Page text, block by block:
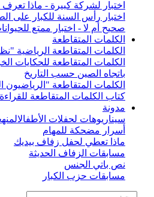
اختبار لشركة كبيرة - ماذا
اختبار رأس السنة للكبار على
صحيح أم لا - اختبار ممتع
الكلمات المتقاطعة
الكلمات المتقاطعة الرياضية
الكلمات المتقاطعة للحكايات
باتجاه الصين حسب التاريخ
الكلمات المتقاطعة
كتاب الكلمات المتقاطعة
مدونة
سيناريوهات لحفلات الأطفال
أسرار مضحكة للمهام
ماذا تعطي لحفل زفاف بيديك
مسابقات الزفاف الحديثة
نص باتي الجنس
مسابقات حزب الكبار